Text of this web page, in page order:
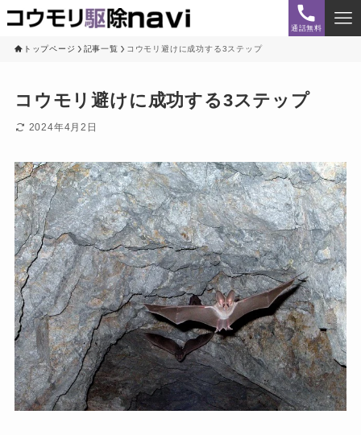
通話無料
トップページ 記事一覧 コウモリ避けに成功する3ステップ
コウモリ避けに成功する3ステップ
2024年4月2日